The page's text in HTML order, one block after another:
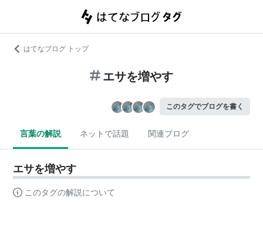
はてなブログ トップ
エサを増やす
このタグでブログを書く
言葉の解説 ネットで話題 関連ブログ
エサを増やす
このタグの解説について